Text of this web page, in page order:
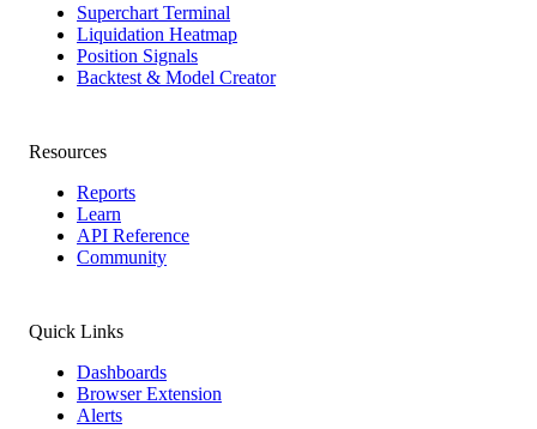
Superchart Terminal
Liquidation Heatmap
Position Signals
Backtest & Model Creator
Resources
Reports
Learn
API Reference
Community
Quick Links
Dashboards
Browser Extension
Alerts